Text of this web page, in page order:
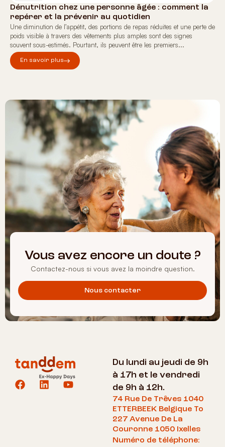
Dénutrition chez une personne âgée : comment la
repérer et la prévenir au quotidien
Une diminution de l’appétit, des portions de repas réduites et une perte de
poids visible à travers des vêtements plus amples sont des signes
souvent sous-estimés. Pourtant, ils peuvent être les premiers...
En savoir plus
Vous avez encore un doute ?
Contactez-nous si vous avez la moindre question.
Nous contacter
Du lundi au jeudi de 9h
à 17h et le vendredi
de 9h à 12h.
74 Rue De Trêves 1040
ETTERBEEK Belgique To
227 Avenue De La
Couronne 1050 Ixelles
Numéro de téléphone: